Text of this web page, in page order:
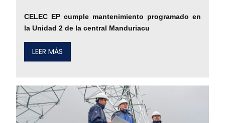
CELEC EP cumple mantenimiento programado en
la Unidad 2 de la central Manduriacu
LEER MÁS